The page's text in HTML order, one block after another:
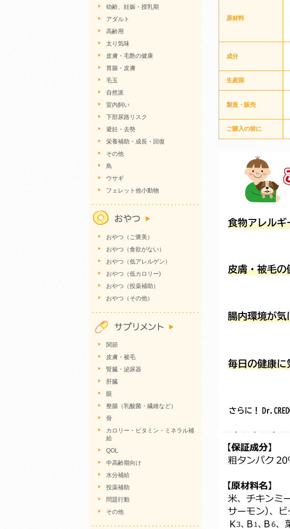
原材料
成分
生産国
製造・販売
ご購入の前に
幼齢、妊娠・授乳期
アダルト
高齢用
太り気味
皮膚・毛艶の健康
胃腸・皮膚
毛玉
自然派
室内飼い
下部尿路リスク
避妊・去勢
栄養補助・成長・回復
その他
鳥
ウサギ
フェレット他小動物
おやつ（ご褒美）
おやつ（食欲がない）
おやつ（低アレルゲン）
おやつ（低カロリー)
おやつ（投薬補助）
おやつ（その他）
関節
皮膚・被毛
腎臓・泌尿器
肝臓
眼
整腸（乳酸菌・繊維など）
骨
カロリー・ビタミン・ミネラル補
給
QOL
中高齢期向け
水分補給
投薬補助
問題行動
その他